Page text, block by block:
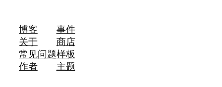
博客
关于
常见问题
作者
事件
商店
样板
主题